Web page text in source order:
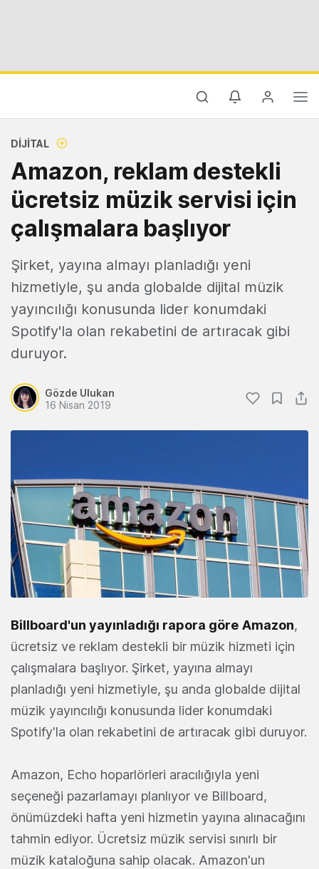
DIJITAL
Amazon, reklam destekli
ücretsiz müzik servisi için
çalışmalara başlıyor
Şirket, yayına almayı planladığı yeni
hizmetiyle, şu anda globalde dijital müzik
yayıncılığı konusunda lider konumdaki
Spotify'la olan rekabetini de artıracak gibi
duruyor.
Gözde Ulukan
16 Nisan 2019
Billboard'un yayınladığı rapora göre Amazon,
ücretsiz ve reklam destekli bir müzik hizmeti için
çalışmalara başlıyor. Şirket, yayına almayı
planladığı yeni hizmetiyle, şu anda globalde dijital
müzik yayıncılığı konusunda lider konumdaki
Spotify'la olan rekabetini de artıracak gibi duruyor.
Amazon, Echo hoparlörleri aracılığıyla yeni
seçeneği pazarlamayı planlıyor ve Billboard,
önümüzdeki hafta yeni hizmetin yayına alınacağını
tahmin ediyor. Ücretsiz müzik servisi sınırlı bir
müzik kataloğuna sahip olacak. Amazon'un